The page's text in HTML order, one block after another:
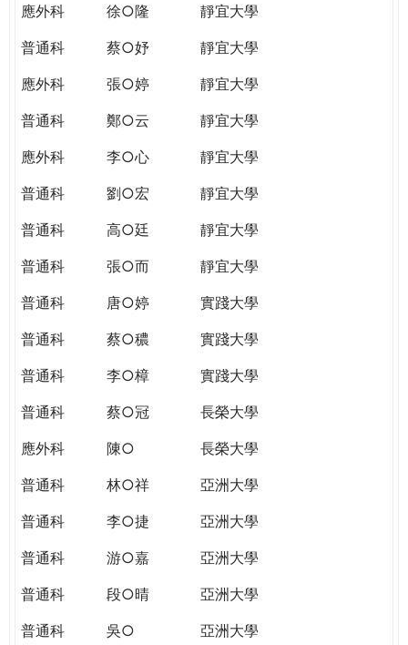
應外科
徐○隆
靜宜大學
普通科
蔡○妤
靜宜大學
應外科
張○婷
靜宜大學
普通科
鄭○云
靜宜大學
應外科
李○心
靜宜大學
普通科
劉○宏
靜宜大學
普通科
高○廷
靜宜大學
普通科
張○而
靜宜大學
普通科
唐○婷
實踐大學
普通科
蔡○穠
實踐大學
普通科
李○樟
實踐大學
普通科
蔡○冠
長榮大學
應外科
陳○
長榮大學
普通科
林○祥
亞洲大學
普通科
李○捷
亞洲大學
普通科
游○嘉
亞洲大學
普通科
段○晴
亞洲大學
普通科
吳○ 亞洲大學